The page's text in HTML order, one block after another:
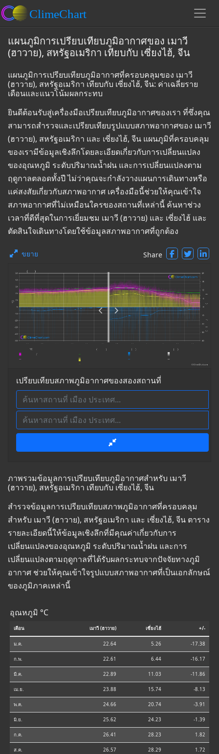
แผนภูมิการเปรียบเทียบภูมิอากาศของ เมาวี
(ฮาวาย), สหรัฐอเมริกา เทียบกับ เซี่ยงไฮ้, จีน
แผนภูมิการเปรียบเทียบภูมิอากาศที่ครอบคลุมของ เมาวี
(ฮาวาย), สหรัฐอเมริกา เทียบกับ เซี่ยงไฮ้, จีน: ค่าเฉลี่ยราย
เดือนและแนวโน้มผลกระทบ
ยินดีต้อนรับสู่เครื่องมือเปรียบเทียบภูมิอากาศของเรา ที่ซึ่งคุณ
สามารถสำรวจและเปรียบเทียบรูปแบบสภาพอากาศของ เมาวี
(ฮาวาย), สหรัฐอเมริกา และ เซี่ยงไฮ้, จีน แผนภูมิที่ครอบคลุม
ของเรามีข้อมูลเชิงลึกโดยละเอียดเกี่ยวกับการเปลี่ยนแปลง
ของอุณหภูมิ ระดับปริมาณน้ำฝน และการเปลี่ยนแปลงตาม
ฤดูกาลตลอดทั้งปี ไม่ว่าคุณจะกำลังวางแผนการเดินทางหรือ
แค่สงสัยเกี่ยวกับสภาพอากาศ เครื่องมือนี้ช่วยให้คุณเข้าใจ
สภาพอากาศที่ไม่เหมือนใครของสถานที่เหล่านี้ ค้นหาช่วง
เวลาที่ดีที่สุดในการเยี่ยมชม เมาวี (ฮาวาย) และ เซี่ยงไฮ้ และ
ตัดสินใจเดินทางโดยใช้ข้อมูลสภาพอากาศที่ถูกต้อง
ขยาย Share
เปรียบเทียบสภาพภูมิอากาศของสองสถานที่
ภาพรวมข้อมูลการเปรียบเทียบภูมิอากาศสำหรับ เมาวี
(ฮาวาย), สหรัฐอเมริกา เทียบกับ เซี่ยงไฮ้, จีน
สำรวจข้อมูลการเปรียบเทียบสภาพภูมิอากาศที่ครอบคลุม
สำหรับ เมาวี (ฮาวาย), สหรัฐอเมริกา และ เซี่ยงไฮ้, จีน ตาราง
รายละเอียดนี้ให้ข้อมูลเชิงลึกที่มีคุณค่าเกี่ยวกับการ
เปลี่ยนแปลงของอุณหภูมิ ระดับปริมาณน้ำฝน และการ
เปลี่ยนแปลงตามฤดูกาลที่ได้รับผลกระทบจากปัจจัยทางภูมิ
อากาศ ช่วยให้คุณเข้าใจรูปแบบสภาพอากาศที่เป็นเอกลักษณ์
ของภูมิภาคเหล่านี้
อุณหภูมิ °C
เดือน เมาวี (ฮาวาย) เซี่ยงไฮ้ +/-
ม.ค. 22.64 5.26 -17.38
ก.พ. 22.61 6.44 -16.17
มี.ค. 22.89 11.03 -11.86
เม.ย. 23.88 15.74 -8.13
พ.ค. 24.66 20.74 -3.91
มิ.ย. 25.62 24.23 -1.39
ก.ค. 26.41 28.23 1.82
ส.ค. 26.57 28.29 1.72